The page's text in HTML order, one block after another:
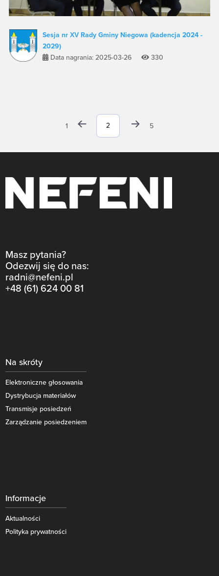
Sesja nr XV Rady Gminy Niegowa (kadencja 2024 -
2029)
Data nagrania: 2025-03-26
330
1 5
Masz pytania?
Odezwij się do nas:
radni@nefeni.pl
+48 (61) 624 00 81
Na skróty
Elektroniczne głosowania
Dystrybucja materiałów
Transmisje posiedzeń
Zarządzanie posiedzeniem
Informacje
Aktualności
Polityka prywatności